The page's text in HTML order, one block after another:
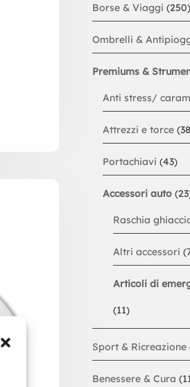
Borse & Viaggi (250)
Ombrelli &
Premiums &
Anti stress/
Attrezzi e torce
Portachiavi (43)
Accessori auto
Raschia
Altri accessori
Articoli di
(11)
Sport & Ricreazione
Benessere & Cura